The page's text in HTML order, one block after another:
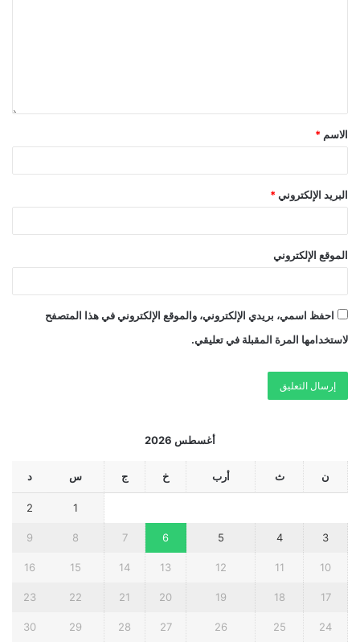
الاسم *
البريد الإلكتروني *
الموقع الإلكتروني
احفظ اسمي، بريدي الإلكتروني، والموقع الإلكتروني في هذا المتصفح
لاستخدامها المرة المقبلة في تعليقي.
أغسطس 2026
ن ث أرب خ ج س د
1
2
3
4
5
6
7
8
9
10
11
12
13
14
15
16
17
18
19
20
21
22
23
24
25
26
27
28
29
30